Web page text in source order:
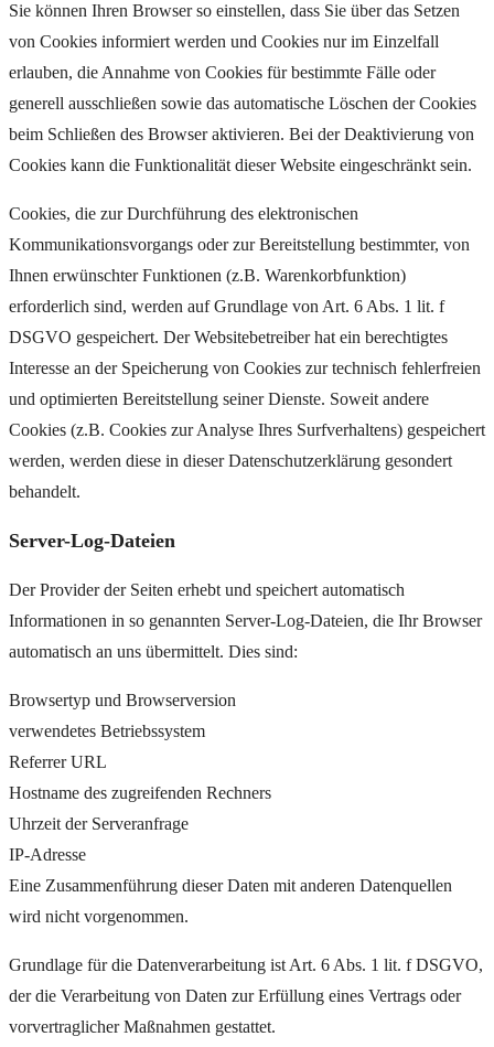
Sie können Ihren Browser so einstellen, dass Sie über das Setzen
von Cookies informiert werden und Cookies nur im Einzelfall
erlauben, die Annahme von Cookies für bestimmte Fälle oder
generell ausschließen sowie das automatische Löschen der Cookies
beim Schließen des Browser aktivieren. Bei der Deaktivierung von
Cookies kann die Funktionalität dieser Website eingeschränkt sein.
Cookies, die zur Durchführung des elektronischen
Kommunikationsvorgangs oder zur Bereitstellung bestimmter, von
Ihnen erwünschter Funktionen (z.B. Warenkorbfunktion)
erforderlich sind, werden auf Grundlage von Art. 6 Abs. 1 lit. f
DSGVO gespeichert. Der Websitebetreiber hat ein berechtigtes
Interesse an der Speicherung von Cookies zur technisch fehlerfreien
und optimierten Bereitstellung seiner Dienste. Soweit andere
Cookies (z.B. Cookies zur Analyse Ihres Surfverhaltens) gespeichert
werden, werden diese in dieser Datenschutzerklärung gesondert
behandelt.
Server-Log-Dateien
Der Provider der Seiten erhebt und speichert automatisch
Informationen in so genannten Server-Log-Dateien, die Ihr Browser
automatisch an uns übermittelt. Dies sind:
Browsertyp und Browserversion
verwendetes Betriebssystem
Referrer URL
Hostname des zugreifenden Rechners
Uhrzeit der Serveranfrage
IP-Adresse
Eine Zusammenführung dieser Daten mit anderen Datenquellen
wird nicht vorgenommen.
Grundlage für die Datenverarbeitung ist Art. 6 Abs. 1 lit. f DSGVO,
der die Verarbeitung von Daten zur Erfüllung eines Vertrags oder
vorvertraglicher Maßnahmen gestattet.